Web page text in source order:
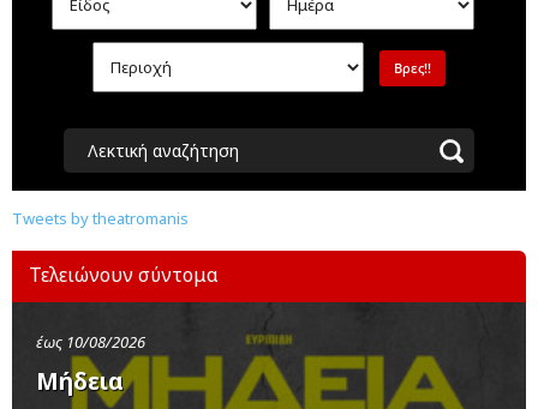
Λεκτική αναζήτηση
Tweets by theatromanis
Τελειώνουν σύντομα
έως 10/08/2026
Μήδεια